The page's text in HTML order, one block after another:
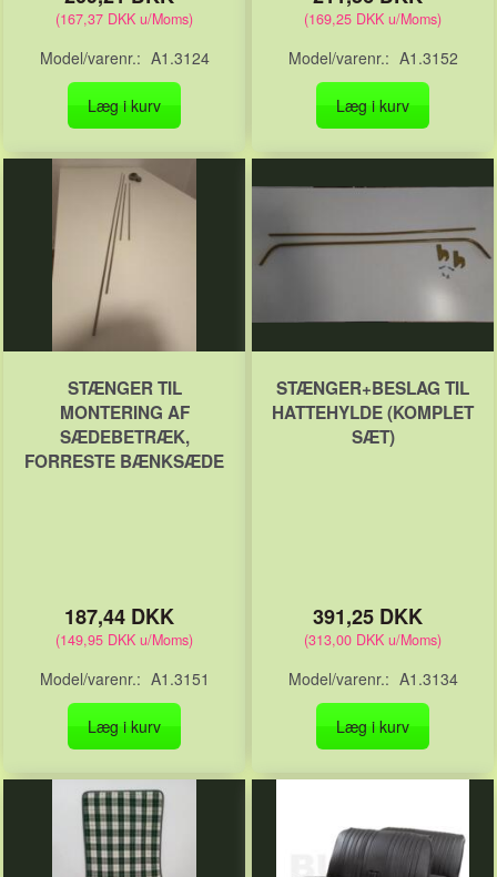
(167,37 DKK u/Moms)
Model/varenr.: A1.3124
Læg i kurv
(169,25 DKK u/Moms)
Model/varenr.: A1.3152
Læg i kurv
STÆNGER TIL
MONTERING AF
SÆDEBETRÆK,
FORRESTE BÆNKSÆDE
187,44 DKK
(149,95 DKK u/Moms)
Model/varenr.: A1.3151
Læg i kurv
STÆNGER+BESLAG TIL
HATTEHYLDE (KOMPLET
SÆT)
391,25 DKK
(313,00 DKK u/Moms)
Model/varenr.: A1.3134
Læg i kurv